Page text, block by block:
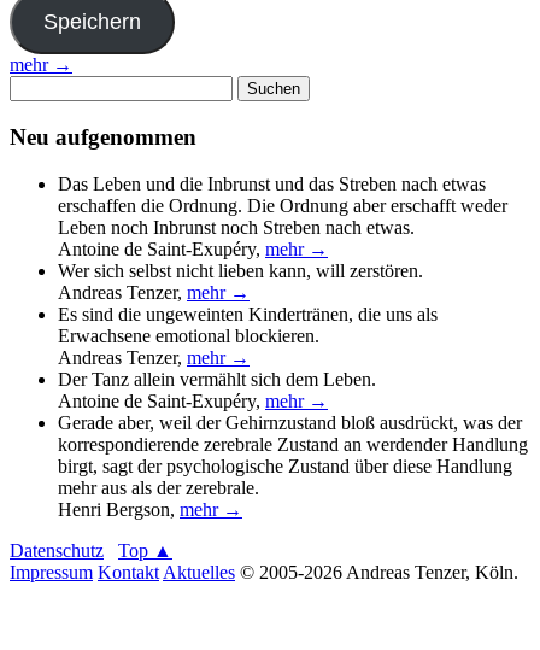
mehr →
nach:
Neu aufgenommen
Das Leben und die Inbrunst und das Streben nach etwas
erschaffen die Ordnung. Die Ordnung aber erschafft weder
Leben noch Inbrunst noch Streben nach etwas.
Antoine de Saint-Exupéry, mehr →
Wer sich selbst nicht lieben kann, will zerstören.
Andreas Tenzer, mehr →
Es sind die ungeweinten Kindertränen, die uns als
Erwachsene emotional blockieren.
Andreas Tenzer, mehr →
Der Tanz allein vermählt sich dem Leben.
Antoine de Saint-Exupéry, mehr →
Gerade aber, weil der Gehirnzustand bloß ausdrückt, was der
korrespondierende zerebrale Zustand an werdender Handlung
birgt, sagt der psychologische Zustand über diese Handlung
mehr aus als der zerebrale.
Henri Bergson, mehr →
Datenschutz
Top ▲
Impressum Kontakt Aktuelles © 2005-2026 Andreas Tenzer, Köln.